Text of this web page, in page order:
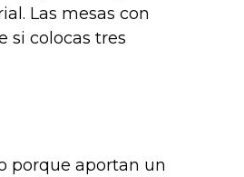
Las mesas con
si colocas tres
porque aportan un